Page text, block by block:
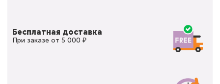
Бесплатная доставка
При заказе от 5 000 ₽